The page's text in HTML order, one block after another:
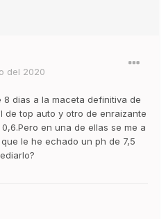
del 2020
dias a la maceta definitiva de
de top auto y otro de enraizante
en una de ellas se me a
le he echado un ph de 7,5